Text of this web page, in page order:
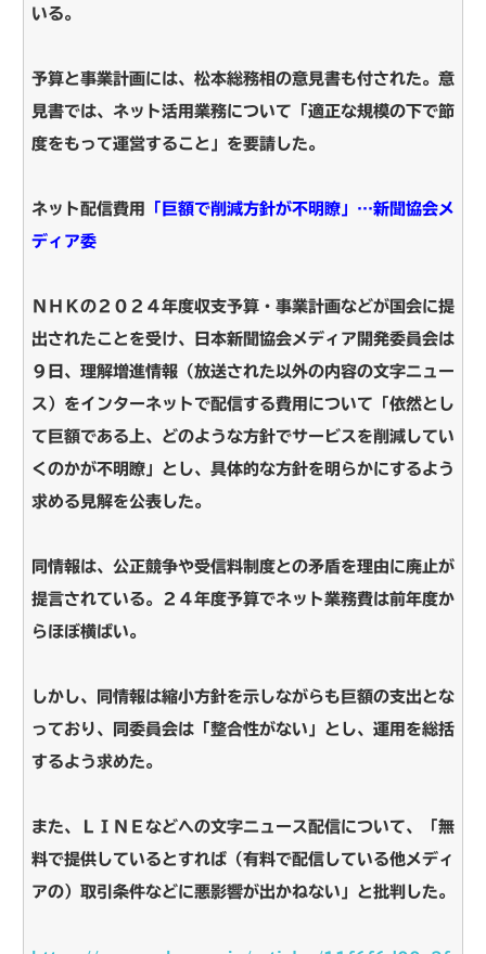
いる。
予算と事業計画には、松本総務相の意見書も付された。意
見書では、ネット活用業務について「適正な規模の下で節
度をもって運営すること」を要請した。
ネット配信費用
「巨額で削減方針が不明瞭」…新聞協会メ
ディア委
ＮＨＫの２０２４年度収支予算・事業計画などが国会に提
出されたことを受け、日本新聞協会メディア開発委員会は
９日、理解増進情報（放送された以外の内容の文字ニュー
ス）をインターネットで配信する費用について「依然とし
て巨額である上、どのような方針でサービスを削減してい
くのかが不明瞭」とし、具体的な方針を明らかにするよう
求める見解を公表した。
同情報は、公正競争や受信料制度との矛盾を理由に廃止が
提言されている。２４年度予算でネット業務費は前年度か
らほぼ横ばい。
しかし、同情報は縮小方針を示しながらも巨額の支出とな
っており、同委員会は「整合性がない」とし、運用を総括
するよう求めた。
また、ＬＩＮＥなどへの文字ニュース配信について、「無
料で提供しているとすれば（有料で配信している他メディ
アの）取引条件などに悪影響が出かねない」と批判した。